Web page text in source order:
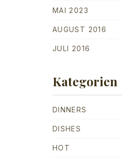
MAI 2023
AUGUST 2016
JULI 2016
Kategorien
DINNERS
DISHES
HOT